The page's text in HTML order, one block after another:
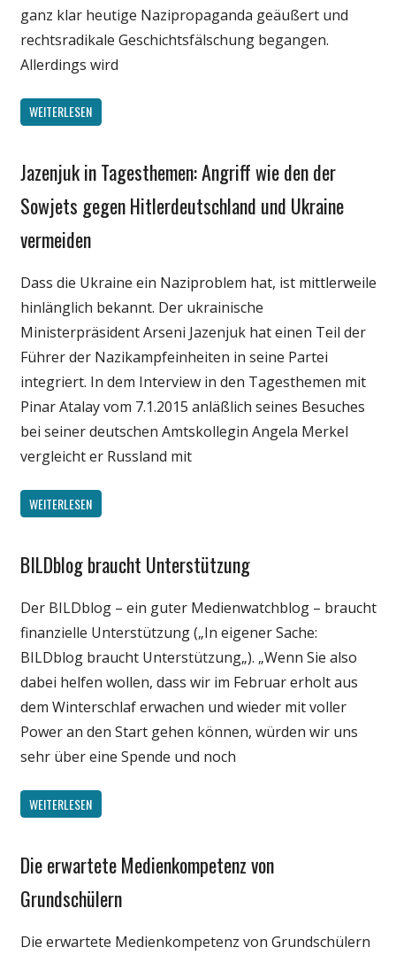
ganz klar heutige Nazipropaganda geäußert und
rechtsradikale Geschichtsfälschung begangen.
Allerdings wird
WEITERLESEN
Gesellschaft
Internet
Medien
Politik
Webfundstück
Wissenschaft
Jazenjuk in Tagesthemen: Angriff wie den der
Sowjets gegen Hitlerdeutschland und Ukraine
vermeiden
Dass die Ukraine ein Naziproblem hat, ist mittlerweile
hinlänglich bekannt. Der ukrainische
Ministerpräsident Arseni Jazenjuk hat einen Teil der
Führer der Nazikampfeinheiten in seine Partei
integriert. In dem Interview in den Tagesthemen mit
Pinar Atalay vom 7.1.2015 anläßlich seines Besuches
bei seiner deutschen Amtskollegin Angela Merkel
vergleicht er Russland mit
WEITERLESEN
Internet
Unterhaltung
Wirtschaft
Wissenschaft
BILDblog braucht Unterstützung
Der BILDblog – ein guter Medienwatchblog – braucht
finanzielle Unterstützung („In eigener Sache:
BILDblog braucht Unterstützung„). „Wenn Sie also
dabei helfen wollen, dass wir im Februar erholt aus
dem Winterschlaf erwachen und wieder mit voller
Power an den Start gehen können, würden wir uns
sehr über eine Spende und noch
WEITERLESEN
Gesellschaft
Politik
Die erwartete Medienkompetenz von
Grundschülern
Die erwartete Medienkompetenz von Grundschülern